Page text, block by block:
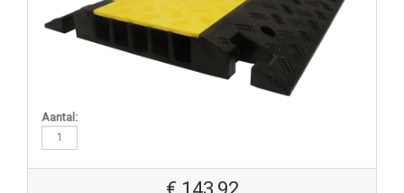
Aantal: